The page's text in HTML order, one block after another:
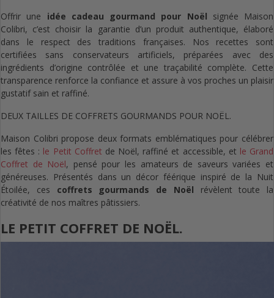
Offrir une idée cadeau gourmand pour Noël signée Maison
Colibri, c’est choisir la garantie d’un produit authentique, élaboré
dans le respect des traditions françaises. Nos recettes sont
certifiées sans conservateurs artificiels, préparées avec des
ingrédients d’origine contrôlée et une traçabilité complète. Cette
transparence renforce la confiance et assure à vos proches un plaisir
gustatif sain et raffiné.
DEUX TAILLES DE COFFRETS GOURMANDS POUR NOËL.
Maison Colibri propose deux formats emblématiques pour célébrer
les fêtes : le Petit Coffret de Noël, raffiné et accessible, et le Grand
Coffret de Noël, pensé pour les amateurs de saveurs variées et
généreuses. Présentés dans un décor féérique inspiré de la Nuit
Étoilée, ces coffrets gourmands de Noël révèlent toute la
créativité de nos maîtres pâtissiers.
LE PETIT COFFRET DE NOËL.